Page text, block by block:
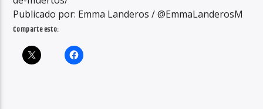
Publicado por: Emma Landeros / @EmmaLanderosM
Comparte esto: